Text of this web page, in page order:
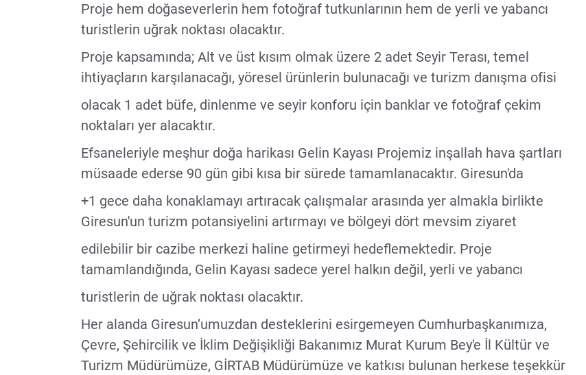
Proje hem doğaseverlerin hem fotoğraf tutkunlarının hem de yerli ve yabancı
turistlerin uğrak noktası olacaktır.
Proje kapsamında; Alt ve üst kısım olmak üzere 2 adet Seyir Terası, temel
ihtiyaçların karşılanacağı, yöresel ürünlerin bulunacağı ve turizm danışma ofisi
olacak 1 adet büfe, dinlenme ve seyir konforu için banklar ve fotoğraf çekim
noktaları yer alacaktır.
Efsaneleriyle meşhur doğa harikası Gelin Kayası Projemiz inşallah hava şartları
müsaade ederse 90 gün gibi kısa bir sürede tamamlanacaktır. Giresun'da
+1 gece daha konaklamayı artıracak çalışmalar arasında yer almakla birlikte
Giresun'un turizm potansiyelini artırmayı ve bölgeyi dört mevsim ziyaret
edilebilir bir cazibe merkezi haline getirmeyi hedeflemektedir. Proje
tamamlandığında, Gelin Kayası sadece yerel halkın değil, yerli ve yabancı
turistlerin de uğrak noktası olacaktır.
Her alanda Giresun’umuzdan desteklerini esirgemeyen Cumhurbaşkanımıza,
Çevre, Şehircilik ve İklim Değişikliği Bakanımız Murat Kurum Bey'e İl Kültür ve
Turizm Müdürümüze, GİRTAB Müdürümüze ve katkısı bulunan herkese teşekkür